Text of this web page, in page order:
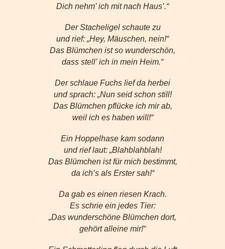
Dich nehm’ ich mit nach Haus’.“
Der Stacheligel schaute zu
und rief: „Hey, Mäuschen, nein!“
Das Blümchen ist so wunderschön,
dass stell’ ich in mein Heim.“
Der schlaue Fuchs lief da herbei
und sprach: „Nun seid schon still!
Das Blümchen pflücke ich mir ab,
weil ich es haben will!“
Ein Hoppelhase kam sodann
und rief laut: „Blahblahblah!
Das Blümchen ist für mich bestimmt,
da ich’s als Erster sah!“
Da gab es einen riesen Krach.
Es schrie ein jedes Tier:
„Das wunderschöne Blümchen dort,
gehört alleine mir!“